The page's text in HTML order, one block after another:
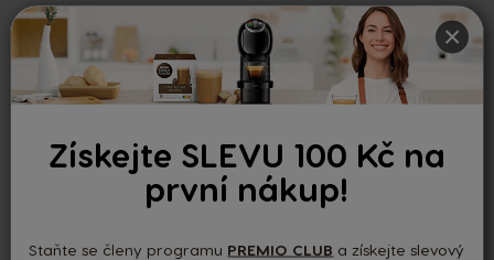
×
Získejte SLEVU 100 Kč na
první nákup!
Staňte se členy programu PREMIO CLUB a získejte slevový
0.00
Podle 0 recenzí
Nedávné recenze